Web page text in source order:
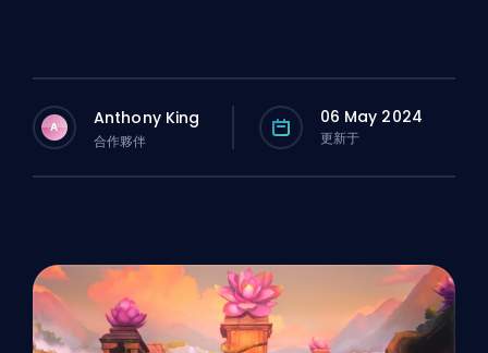
A Anthony King
合作夥伴
06 May 2024
更新于